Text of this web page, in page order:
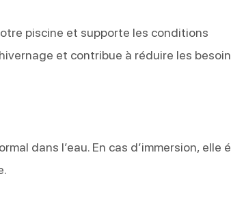
piscine et supporte les conditions
et contribue à réduire les
dans l’eau. En cas d’immersion, elle